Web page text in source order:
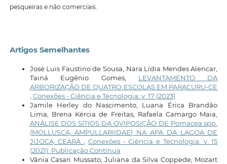
pesqueiras e não comerciais.
Artigos Semelhantes
José Luis Faustino de Sousa, Nara Lídia Mendes Alencar,
Tainá Eugênio Gomes, LEVANTAMENTO DA
ARBORIZAÇÃO DE QUATRO ESCOLAS EM PARACURU-CE
Conexões - Ciência e Tecnologia: v. 17 (2023)
Jamile Herley do Nascimento, Luana Érica Brandão
Lima, Brena Kércia de Freitas, Rafaela Camargo Maia,
ANÁLISE DOS SÍTIOS DA OVIPOSIÇÃO DE Pomacea spp.
(MOLLUSCA, AMPULLARIIDAE) NA APA DA LAGOA DE
JIJOCA, CEARÁ
Conexões - Ciência e Tecnologia: v. 15
(2021): Publicação Contínua
Vânia Casari Mussato, Juliana da Silva Coppede, Mozart